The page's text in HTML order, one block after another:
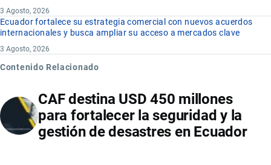
3 Agosto, 2026
Ecuador fortalece su estrategia comercial con nuevos acuerdos
internacionales y busca ampliar su acceso a mercados clave
3 Agosto, 2026
Contenido Relacionado
CAF destina USD 450 millones
para fortalecer la seguridad y la
gestión de desastres en Ecuador